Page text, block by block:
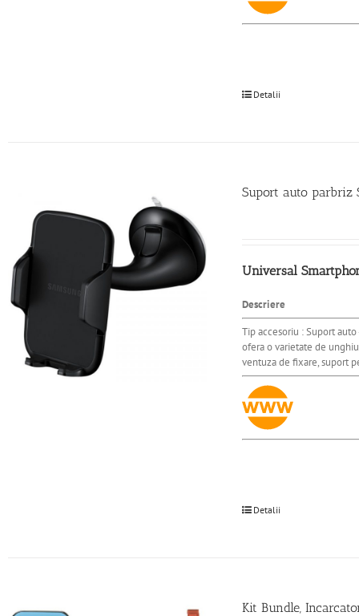
Detalii
Suport auto parbriz
Universal
Descriere
Tip accesoriu : Suport
ofera o varietate de
ventuza de fixare, suport
Detalii
Kit Bundle,